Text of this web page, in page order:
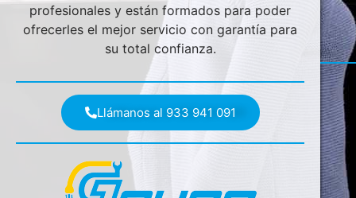
profesionales y están formados para poder
ofrecerles el mejor servicio con garantía para
su total confianza.
Llámanos al 933 941 091